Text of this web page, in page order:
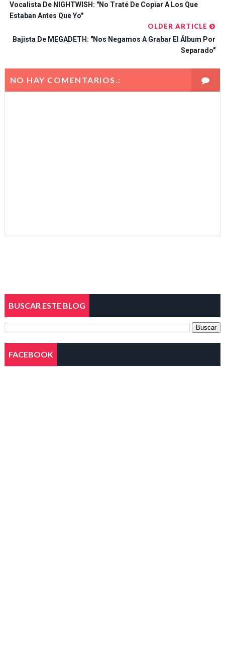
Vocalista De NIGHTWISH: "No Traté De Copiar A Los Que
Estaban Antes Que Yo"
OLDER ARTICLE
Bajista De MEGADETH: "Nos Negamos A Grabar El Álbum Por
Separado"
NO HAY COMENTARIOS.:
BUSCAR ESTE BLOG
FACEBOOK